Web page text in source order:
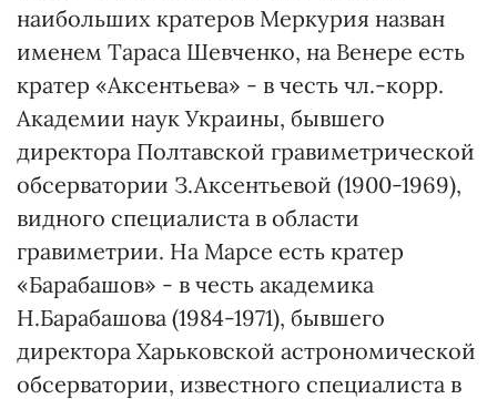
наибольших кратеров Меркурия назван
именем Тараса Шевченко, на Венере есть
кратер «Аксентьева» - в честь чл.-корр.
Академии наук Украины, бывшего
директора Полтавской гравиметрической
обсерватории З.Аксентьевой (1900-1969),
видного специалиста в области
гравиметрии. На Марсе есть кратер
«Барабашов» - в честь академика
Н.Барабашова (1984-1971), бывшего
директора Харьковской астрономической
обсерватории, известного специалиста в